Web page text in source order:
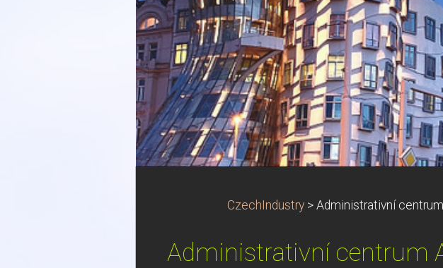
CzechIndustry > Administrativní
Administrativní centrum